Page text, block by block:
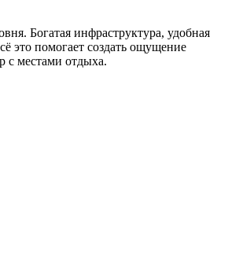
Богатая инфраструктура, удобная
это помогает создать ощущение
с местами отдыха.